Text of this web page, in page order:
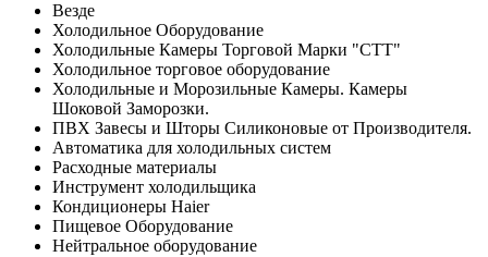
Везде
Холодильное Оборудование
Холодильные Камеры Торговой Марки "СТТ"
Холодильное торговое оборудование
Холодильные и Морозильные Камеры. Камеры
Шоковой Заморозки.
ПВХ Завесы и Шторы Силиконовые от Производителя.
Автоматика для холодильных систем
Расходные материалы
Инструмент холодильщика
Кондиционеры Haier
Пищевое Оборудование
Нейтральное оборудование